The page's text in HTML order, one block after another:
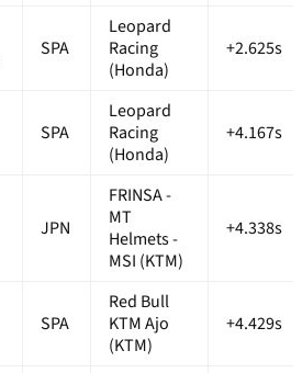
SPA
Leopard
Racing
(Honda)
+2.625s
SPA
Leopard
Racing
(Honda)
+4.167s
JPN
FRINSA -
MT
Helmets -
MSI (KTM)
+4.338s
SPA
Red Bull
KTM Ajo
(KTM)
+4.429s